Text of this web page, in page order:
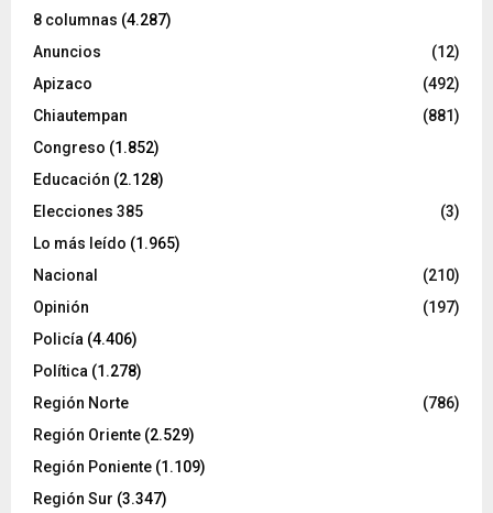
8 columnas (4.287)
Anuncios
(12)
Apizaco
(492)
Chiautempan
(881)
Congreso (1.852)
Educación (2.128)
Elecciones 385
(3)
Lo más leído (1.965)
Nacional
(210)
Opinión
(197)
Policía (4.406)
Política (1.278)
Región Norte
(786)
Región Oriente (2.529)
Región Poniente (1.109)
Región Sur (3.347)